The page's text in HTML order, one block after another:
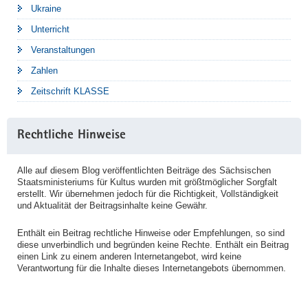
Ukraine
Unterricht
Veranstaltungen
Zahlen
Zeitschrift KLASSE
Rechtliche Hinweise
Alle auf diesem Blog veröffentlichten Beiträge des Sächsischen
Staatsministeriums für Kultus wurden mit größtmöglicher Sorgfalt
erstellt. Wir übernehmen jedoch für die Richtigkeit, Vollständigkeit
und Aktualität der Beitragsinhalte keine Gewähr.
Enthält ein Beitrag rechtliche Hinweise oder Empfehlungen, so sind
diese unverbindlich und begründen keine Rechte. Enthält ein Beitrag
einen Link zu einem anderen Internetangebot, wird keine
Verantwortung für die Inhalte dieses Internetangebots übernommen.